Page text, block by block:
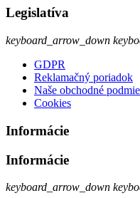
Legislatíva
keyboard_arrow_down
GDPR
Reklamačný poriadok
Naše obchodné
Cookies
Informácie
Informácie
keyboard_arrow_down